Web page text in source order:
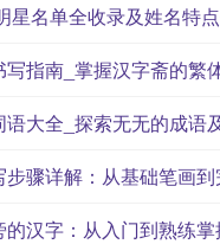
星名单全收录及姓名特
写指南_掌握汉字斋的繁
大全_探索无无的成语
步骤详解：从基础笔画
汉字：从入门到熟练